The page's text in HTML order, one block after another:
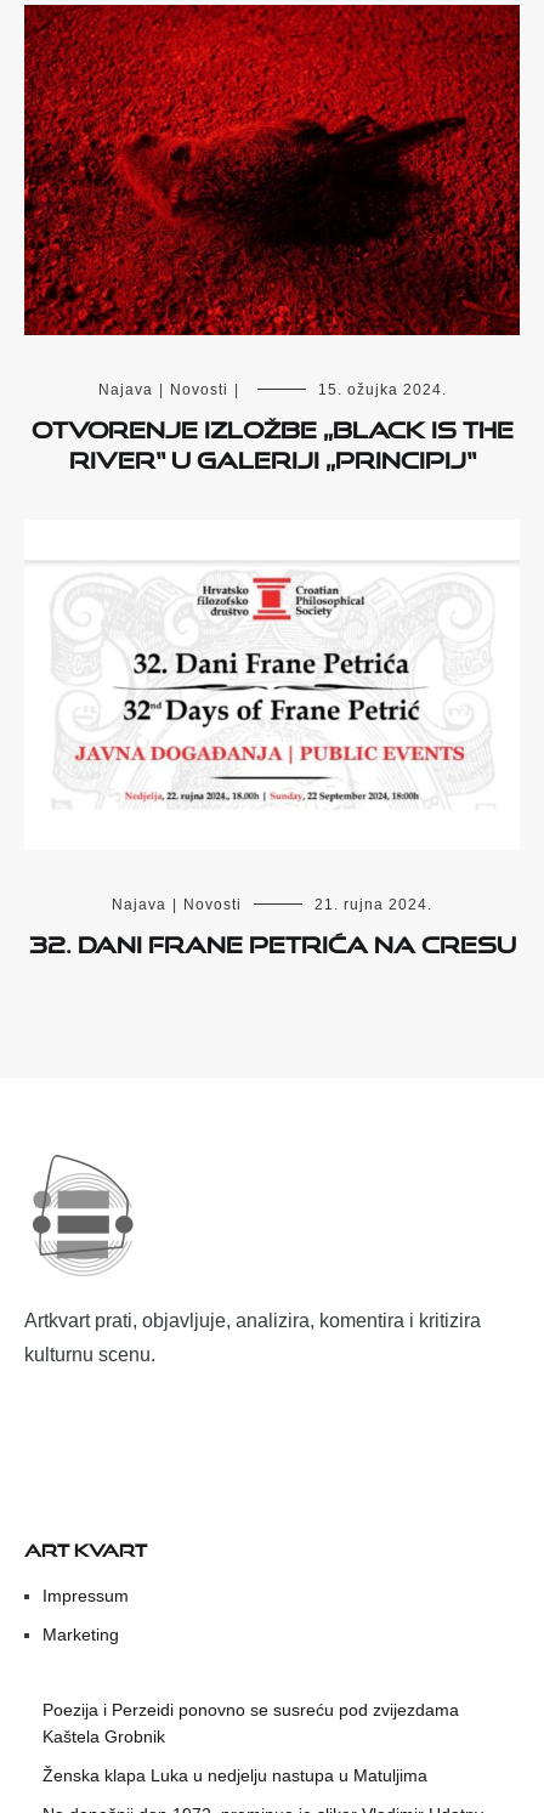
Najava | Novosti | 15. ožujka 2024.
Otvorenje izložbe „Black is the
River“ u Galeriji „Principij“
Najava | Novosti 21. rujna 2024.
32. Dani Frane Petrića na Cresu
Artkvart prati, objavljuje, analizira, komentira i kritizira
kulturnu scenu.
ART KVART
Impressum
Marketing
Poezija i Perzeidi ponovno se susreću pod zvijezdama
Kaštela Grobnik
Ženska klapa Luka u nedjelju nastupa u Matuljima